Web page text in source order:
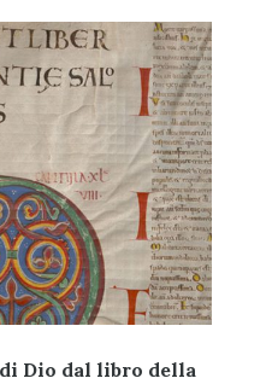
Dio dal libro della